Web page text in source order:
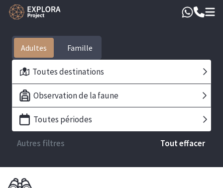
Adultes
Toutes destinations
Observation de la faune
Toutes périodes
Autres filtres Tout effacer